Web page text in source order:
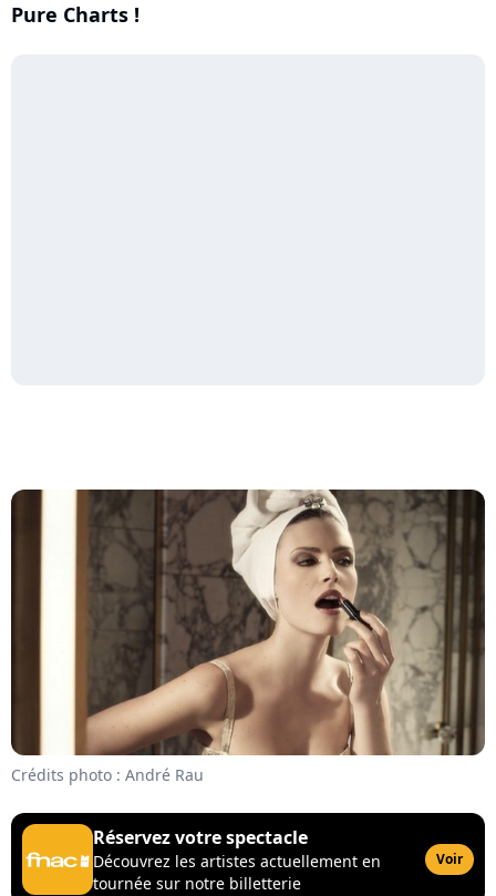
Pure Charts !
Crédits photo : André Rau
Réservez votre spectacle
Découvrez les artistes actuellement en
tournée sur notre billetterie
Voir